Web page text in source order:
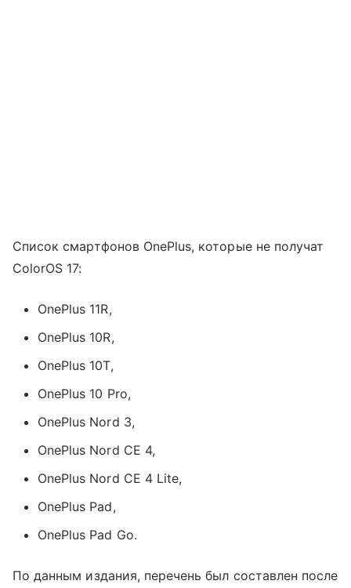
Список смартфонов OnePlus, которые не получат
ColorOS 17:
OnePlus 11R,
OnePlus 10R,
OnePlus 10T,
OnePlus 10 Pro,
OnePlus Nord 3,
OnePlus Nord CE 4,
OnePlus Nord CE 4 Lite,
OnePlus Pad,
OnePlus Pad Go.
По данным издания, перечень был составлен после